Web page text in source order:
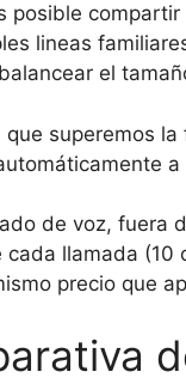
posible
lineas
el
que superemos
de voz, fuera
cada llamada (10
precio que